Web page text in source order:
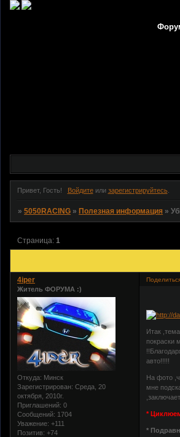
Привет, Гость! Войдитеили зарегистрируйтесь.
»5050RACING » Полезная информация »
Страница:1
4iper
Житель ФОРУМА :)
Откуда: Минск
Зарегистрирован: Среда, 20
октября, 2010г.
Приглашений: 0
Сообщений: 1704
Уважение: +111
Позитив: +74
Итак
покраски
авто!!!!!
На фото
мне
*
*